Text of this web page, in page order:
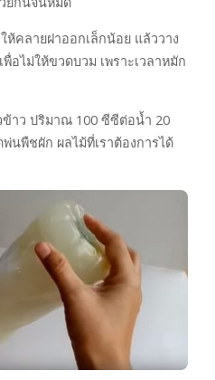
ห้คลายฝาออกเล็กน้อย แล้ววาง
อไม่ให้ขวดบวม เพราะเวลาหมัก
าว ปริมาณ 100 ซีซีต่อน้ำ 20
นพืชผัก ผลไม้ที่เราต้องการได้